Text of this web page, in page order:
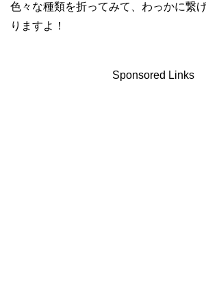
色々な種類を折ってみて、わっかに繋
りますよ！
Sponsored Links